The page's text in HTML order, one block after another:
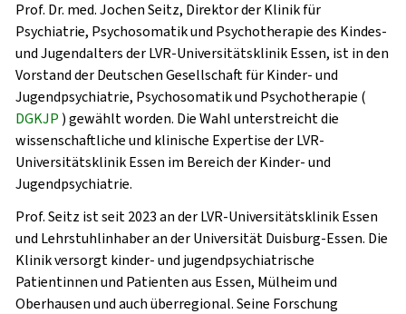
Prof. Dr. med. Jochen Seitz, Direktor der Klinik für
Psychiatrie, Psychosomatik und Psychotherapie des Kindes-
und Jugendalters der LVR-Universitätsklinik Essen, ist in den
Vorstand der Deutschen Gesellschaft für Kinder- und
Jugendpsychiatrie, Psychosomatik und Psychotherapie (
DGKJP ) gewählt worden. Die Wahl unterstreicht die
wissenschaftliche und klinische Expertise der LVR-
Universitätsklinik Essen im Bereich der Kinder- und
Jugendpsychiatrie.
Prof. Seitz ist seit 2023 an der LVR-Universitätsklinik Essen
und Lehrstuhlinhaber an der Universität Duisburg-Essen. Die
Klinik versorgt kinder- und jugendpsychiatrische
Patientinnen und Patienten aus Essen, Mülheim und
Oberhausen und auch überregional. Seine Forschung